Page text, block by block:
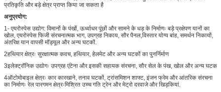
प्रतिकृति और बड़े क्षेत्र प्राप्त किया जा सकता है
अनुप्रयोग:
1- एयरोस्पेस उद्योग: विमानों के पंखों, ऊर्ध्वाधर पूंछों और सामने के धड़ के निर्माणः बड़े प्रक्षेपण यानों का
खोल, एयरोस्पेस फिजी संरचनात्मक भाग, उपग्रह निकाय, सौर पैनल,विस्तार योग्य बांह, समर्थन निकायों,
अंतरिक्ष यान वापसी मॉड्यूल और अन्य घटकों.
2हथियार क्षेत्रः सुरक्षात्मक कवच, हथियार, हेलमेट और अन्य घटकों का पुनर्निर्माण
3इलेक्ट्रॉनिक उद्योगः उपग्रह एंटेना और इसकी सहायक संरचना, सौर सेल के पंख, खोल और अन्य घटक
4ऑटोमोबाइल क्षेत्रः कार कारखाने, तनाव घटकों, ट्रांसमिशन शाफ्ट, इंजन फ्रेम और आंतरिक संरचना
का निर्माणः रेल पारगमन क्षेत्रःमिश्रित उच्च गति ट्रेन और मेट्रो दरवाजे और खिड़कियां.